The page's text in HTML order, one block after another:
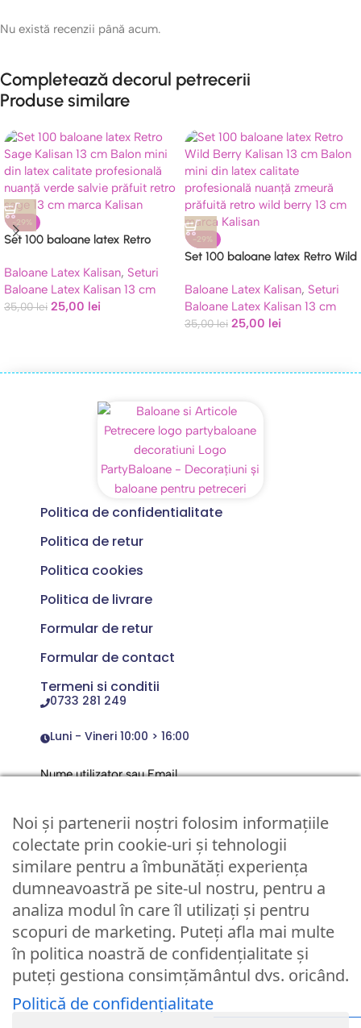
Nu există recenzii până acum.
Completează decorul petrecerii
Produse similare
-29%
Set 100 baloane latex Retro
Baloane Latex Kalisan, Seturi
Baloane Latex Kalisan 13 cm
35,00lei 25,00 lei
-29%
Set 100 baloane latex Retro Wild
Baloane Latex Kalisan, Seturi
Baloane Latex Kalisan 13 cm
35,00lei 25,00 lei
Politica de confidentialitate
Politica de retur
Politica cookies
Politica de livrare
Formular de retur
Formular de contact
Termeni si conditii
0733 281 249
Luni - Vineri 10:00 > 16:00
Nume utilizator sau Email
Parola
Remember Me
Logare
Lost your password?
© Partybaloane.ro - Toate drepturile rezervate. ™
Noi și partenerii noștri folosim informațiile
colectate prin cookie-uri și tehnologii
similare pentru a îmbunătăți experiența
dumneavoastră pe site-ul nostru, pentru a
analiza modul în care îl utilizați și pentru
scopuri de marketing. Puteți afla mai multe
în politica noastră de confidențialitate și
puteți gestiona consimțământul dvs. oricând.
Politică de confidențialitate